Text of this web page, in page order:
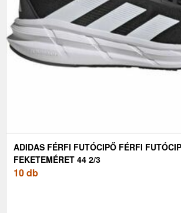
ADIDAS FÉRFI FUTÓCIPŐ FÉRFI
FEKETEMÉRET 44 2/3
10 db